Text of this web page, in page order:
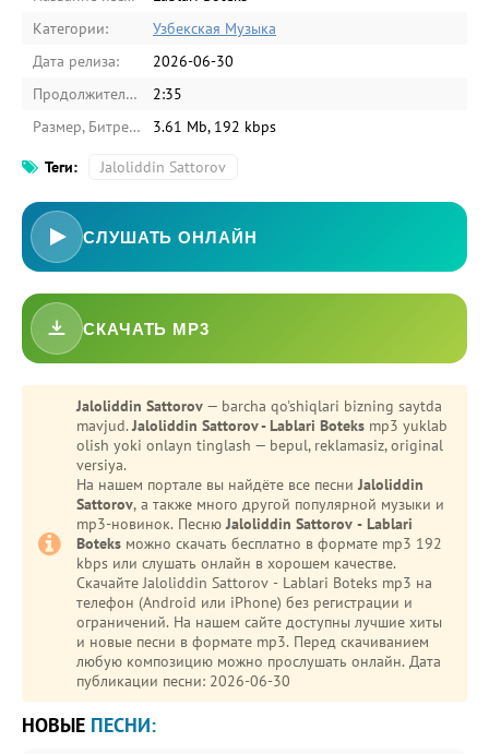
Категории:
Узбекская Музыка
Дата релиза:
2026-06-30
Продолжительность:
2:35
Размер, Битрейт:
3.61 Mb, 192 kbps
Теги: Jaloliddin Sattorov
СЛУШАТЬ ОНЛАЙН
СКАЧАТЬ MP3
Jaloliddin Sattorov — barcha qo'shiqlari bizning saytda
mavjud.Jaloliddin Sattorov - Lablari Boteks mp3 yuklab
olish yoki onlayn tinglash — bepul, reklamasiz, original
versiya.
На нашем портале вы найдёте все песниJaloliddin
Sattorov, а также много другой популярной музыки и
mp3-новинок. ПеснюJaloliddin Sattorov - Lablari
Boteks можно скачать бесплатно в формате mp3 192
kbps или слушать онлайн в хорошем качестве.
Скачайте Jaloliddin Sattorov - Lablari Boteks mp3 на
телефон (Android или iPhone) без регистрации и
ограничений. На нашем сайте доступны лучшие хиты
и новые песни в формате mp3. Перед скачиванием
любую композицию можно прослушать онлайн. Дата
публикации песни: 2026-06-30
НОВЫЕ ПЕСНИ:
Bezori
Oshiq edim